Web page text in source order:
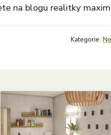
na blogu realitky
Kategorie: